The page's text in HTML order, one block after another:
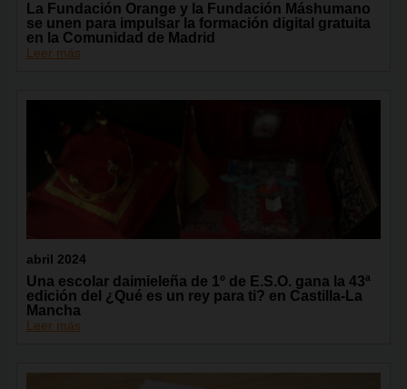
La Fundación Orange y la Fundación Máshumano
se unen para impulsar la formación digital gratuita
en la Comunidad de Madrid
Leer más
abril 2024
Una escolar daimieleña de 1º de E.S.O. gana la 43ª
edición del ¿Qué es un rey para ti? en Castilla-La
Mancha
Leer más